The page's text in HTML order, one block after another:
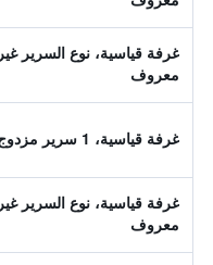
غرفة قياسية، نوع السرير غير
معروف
غرفة قياسية، 1 سرير مزدوج
غرفة قياسية، نوع السرير غير
معروف